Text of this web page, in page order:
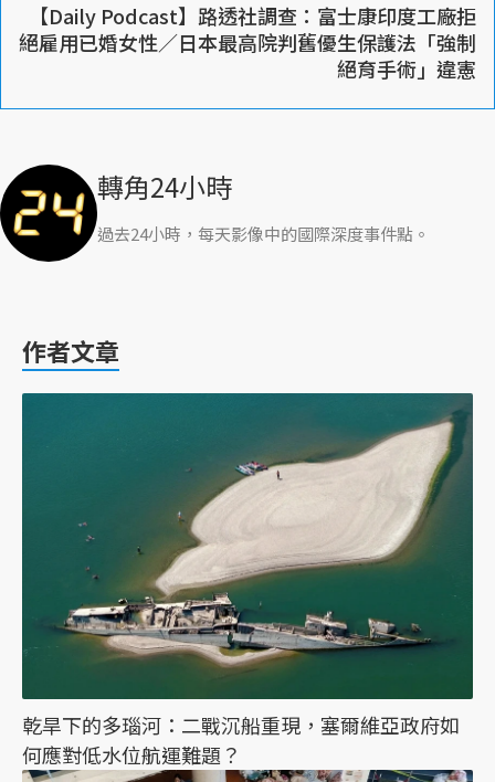
【Daily Podcast】路透社調查：富士康印度工廠拒
絕雇用已婚女性／日本最高院判舊優生保護法「強制
絕育手術」違憲
轉角24小時
過去24小時，每天影像中的國際深度事件點。
作者文章
乾旱下的多瑙河：二戰沉船重現，塞爾維亞政府如
何應對低水位航運難題？